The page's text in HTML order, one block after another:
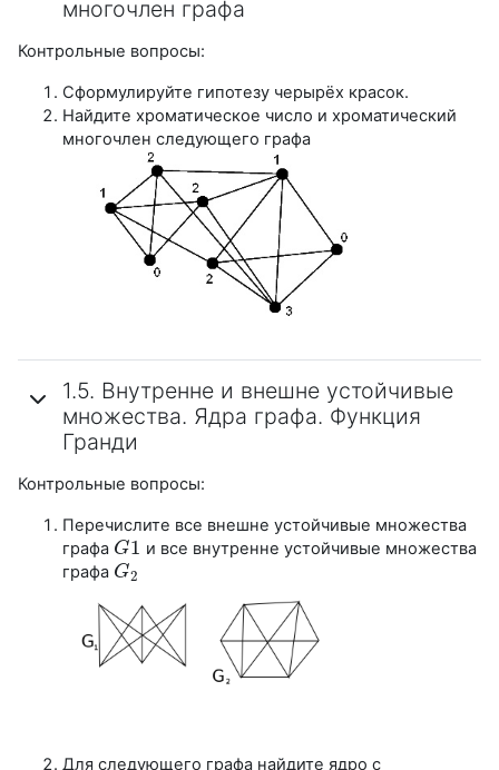
многочлен графа
Контрольные вопросы:
Сформулируйте гипотезу черырёх красок.
Найдите хроматическое число и хроматический
многочлен следующего графа
1.5. Внутренне и внешне устойчивые
множества. Ядра графа. Функция
Гранди
Контрольные вопросы:
Перечислите все внешне устойчивые множества
графа G1
G1
и все внутренне устойчивые множества
графа G2
G2
Для следующего графа найдите ядро с